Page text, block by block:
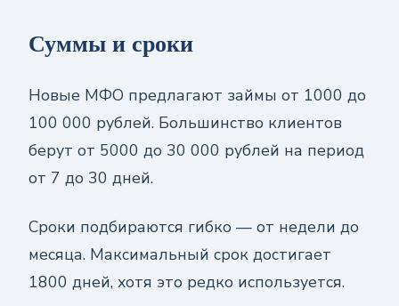
Суммы и сроки
Новые МФО предлагают займы от 1000 до
100 000 рублей. Большинство клиентов
берут от 5000 до 30 000 рублей на период
от 7 до 30 дней.
Сроки подбираются гибко — от недели до
месяца. Максимальный срок достигает
1800 дней, хотя это редко используется.